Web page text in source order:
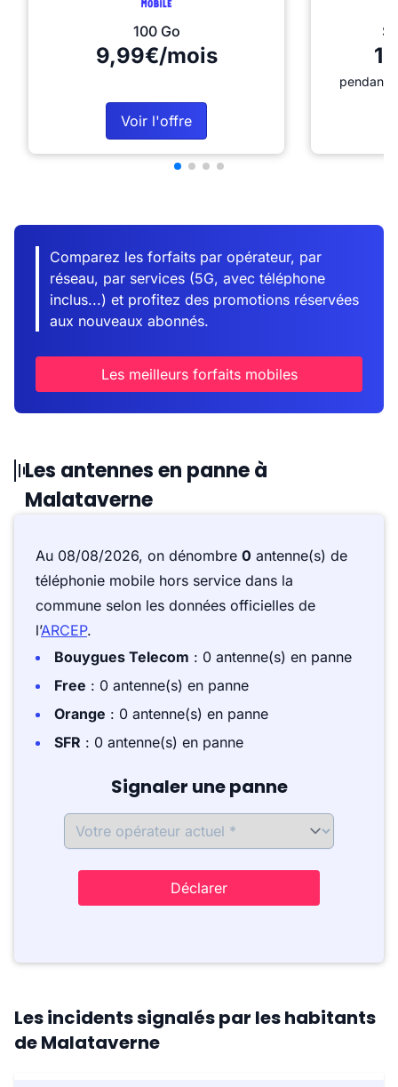
100 Go
9,99€/mois
Voir l'offre
pendant
Comparez les forfaits par opérateur, par
réseau, par services (5G, avec téléphone
inclus...) et profitez des promotions réservées
aux nouveaux abonnés.
Les meilleurs forfaits mobiles
Les antennes en panne à
Malataverne
Au 08/08/2026, on dénombre 0 antenne(s) de
téléphonie mobile hors service dans la
commune selon les données officielles de
l’ARCEP.
Bouygues Telecom : 0 antenne(s) en panne
Free : 0 antenne(s) en panne
Orange : 0 antenne(s) en panne
SFR : 0 antenne(s) en panne
Signaler une panne
Déclarer
Les incidents signalés par les habitants
de Malataverne